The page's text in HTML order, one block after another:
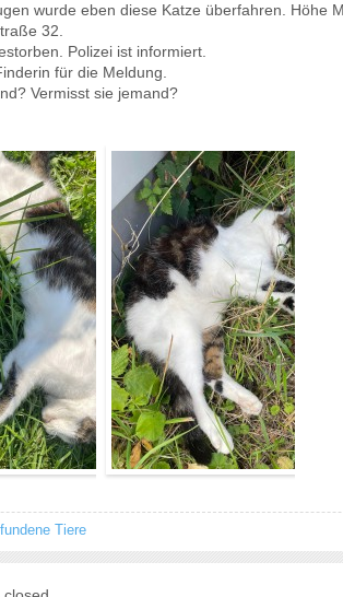
wurde eben diese Katze überfahren. Höhe
32.
Polizei ist informiert.
für die Meldung.
Vermisst sie jemand?
Tiere